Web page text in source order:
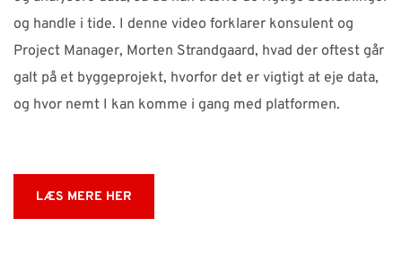
og handle i tide. I denne video forklarer konsulent og
Project Manager, Morten Strandgaard, hvad der oftest går
galt på et byggeprojekt, hvorfor det er vigtigt at eje data,
og hvor nemt I kan komme i gang med platformen.
LÆS MERE HER